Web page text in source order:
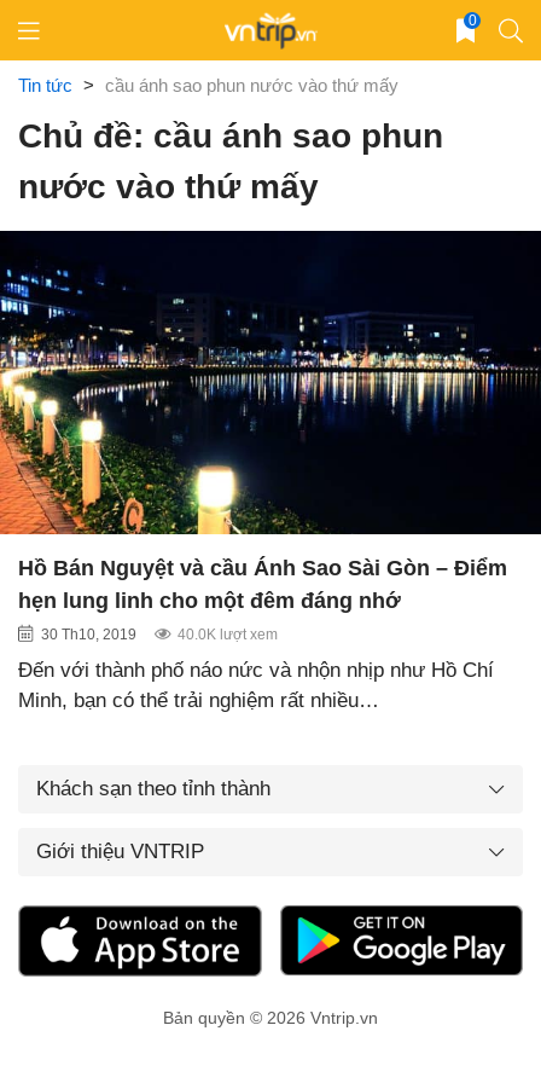
content
0
Tin tức > cầu ánh sao phun nước vào thứ mấy
Chủ đề: cầu ánh sao phun
nước vào thứ mấy
Hồ Bán Nguyệt và cầu Ánh Sao Sài Gòn – Điểm
hẹn lung linh cho một đêm đáng nhớ
30 Th10, 2019 40.0K lượt xem
Đến với thành phố náo nức và nhộn nhịp như Hồ Chí
Minh, bạn có thể trải nghiệm rất nhiều…
Khách sạn theo tỉnh thành
Giới thiệu VNTRIP
Bản quyền © 2026 Vntrip.vn